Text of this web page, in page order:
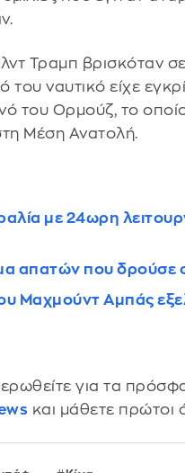
Τραμπ βρισκόταν σε
του ναυτικό είχε
του Ορμούζ, το
Μέση Ανατολή.
με 24ωρη
απατών που δρούσε
Μαχμούντ Αμπάς
για τα
και μάθετε πρώτοι